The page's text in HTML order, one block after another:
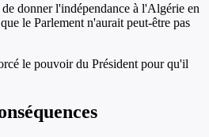
donner l'indépendance à l'Algérie en
le Parlement n'aurait peut-être pas
le pouvoir du Président pour qu'il